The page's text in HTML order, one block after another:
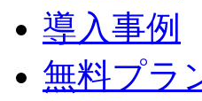
導入事例
無料プラ